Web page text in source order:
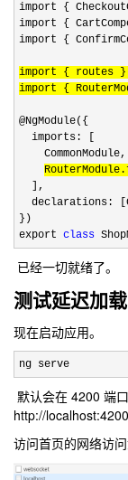
import {
import {
import {
import { routes }
import {
@NgModule({
  imports: [
    CommonModule,
  ],
declarations:
})
export class
已经一切就绪了。
测试延迟加载
现在启动应用。
ng serve
默认会在 4200 端
http://
访问首页的网络访